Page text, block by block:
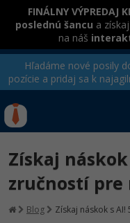
FINÁLNY VÝPREDAJ
poslednú šancu a
na náš
Hľadáme nové posily
pozície a pridaj sa k
hradené úradom
IT e-learning
Kurzy
Prihlásiť sa |Registrovať
Získaj
zručností pre
Blog Získaj náskok s